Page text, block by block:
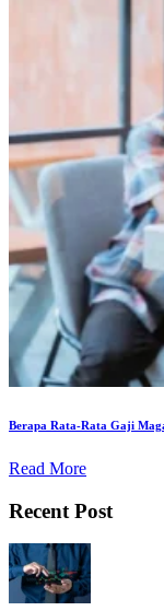
Berapa Rata-Rata Gaji
Read More
Recent Post